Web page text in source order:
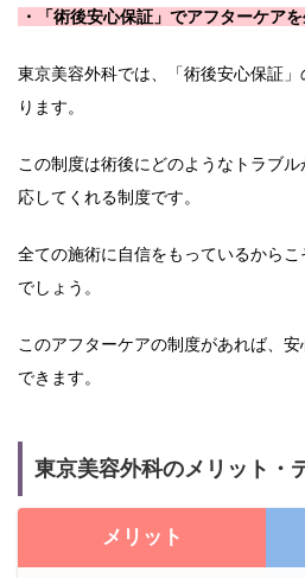
・「術後安心保証」でアフターケア
東京美容外科では、「術後安心保証
ります。
この制度は術後にどのようなトラブ
応してくれる制度です。
全ての施術に自信をもっているから
でしょう。
このアフターケアの制度があれば、
できます。
東京美容外科のメリット・
メリット